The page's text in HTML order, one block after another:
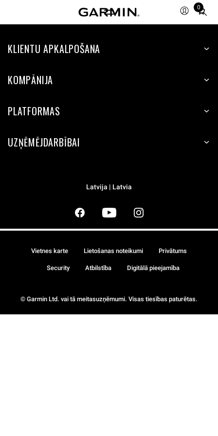
0
Total
items
cart:
KLIENTU APKALPOŠANA
KOMPĀNIJA
PLATFORMAS
UZŅĒMĒJDARBĪBAI
Latvija | Latvia
© Garmin Ltd. vai tā meitasuzņēmumi. Visas tiesības paturētas.
Vietnes karte Lietošanas noteikumi Privātums
Security Atbilstība Digitālā pieejamība